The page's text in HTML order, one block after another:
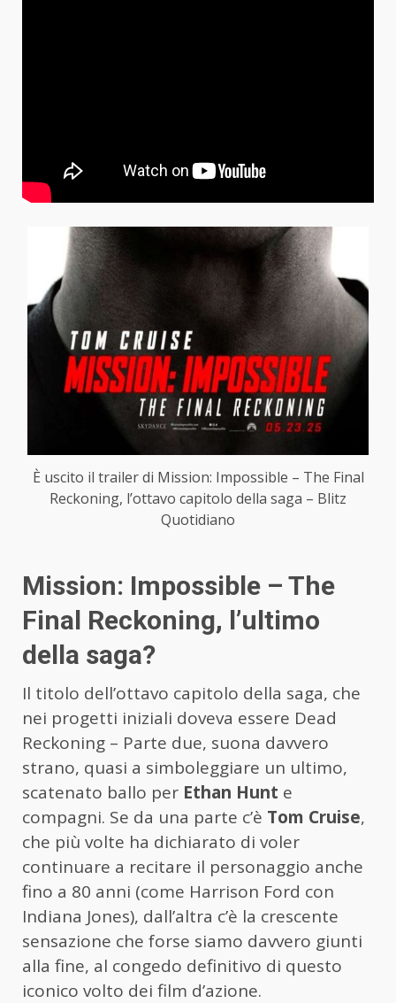
È uscito il trailer di Mission: Impossible – The Final
Reckoning, l’ottavo capitolo della saga – Blitz
Quotidiano
Mission: Impossible – The
Final Reckoning, l’ultimo
della saga?
Il titolo dell’ottavo capitolo della saga, che
nei progetti iniziali doveva essere Dead
Reckoning – Parte due, suona davvero
strano, quasi a simboleggiare un ultimo,
scatenato ballo per Ethan Hunt e
compagni. Se da una parte c’è Tom Cruise,
che più volte ha dichiarato di voler
continuare a recitare il personaggio anche
fino a 80 anni (come Harrison Ford con
Indiana Jones), dall’altra c’è la crescente
sensazione che forse siamo davvero giunti
alla fine, al congedo definitivo di questo
iconico volto dei film d’azione.